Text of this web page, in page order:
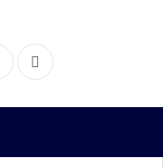
InstagramDribbble